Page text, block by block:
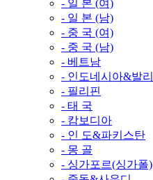
- 일 본 (여)
- 일 본 (남)
- 중 국 (여)
- 중 국 (남)
- 베트남
- 인도네시아&발리
- 필리핀
- 태 국
- 캄보디아
- 인 도&파키스탄
- 몽 골
- 싱가포르(싱가폴)